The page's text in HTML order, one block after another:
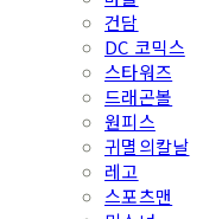
건담
DC 코믹스
스타워즈
드래곤볼
원피스
귀멸의칼날
레고
스포츠맨